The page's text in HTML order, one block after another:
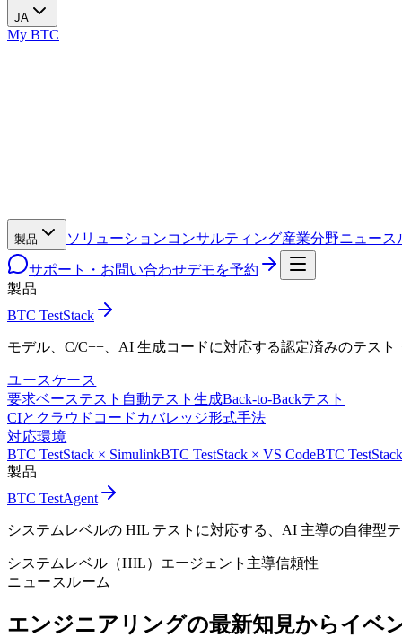
JA
My BTC
製品 ソリューションコンサルティング産業分野ニュース
サポート・お問い合わせデモを予約
製品
BTC TestStack
モデル、C/C++、AI 生成コードに対応する認定済みのテスト
ユースケース
要求ベーステスト 自動テスト生成Back-to-Backテスト
CIとクラウド コードカバレッジ形式手法
対応環境
BTC TestStack × SimulinkBTC TestStack × VS CodeBTC
製品
BTC TestAgent
システムレベルの HIL テストに対応する、AI 主導の自律型テ
システムレベル（HIL） エージェント主導信頼性
ニュースルーム
エンジニアリングの最新知見からイベ